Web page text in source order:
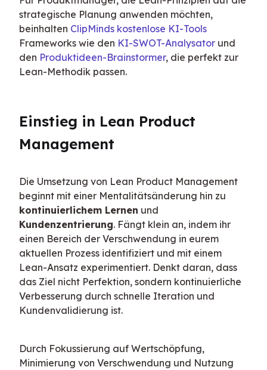
strategische Planung anwenden möchten,
beinhalten ClipMinds kostenlose KI-Tools
Frameworks wie den KI-SWOT-Analysator und
den Produktideen-Brainstormer, die perfekt zur
Lean-Methodik passen.
Einstieg in Lean Product
Management
Die Umsetzung von Lean Product Management
kontinuierlichem Lernen
Kundenzentrierung. Fängt klein an, indem ihr
einen Bereich der Verschwendung in eurem
aktuellen Prozess identifiziert und mit einem
Lean-Ansatz experimentiert. Denkt daran, dass
das Ziel nicht Perfektion, sondern kontinuierliche
Verbesserung durch schnelle Iteration und
Kundenvalidierung ist.
Durch Fokussierung auf Wertschöpfung,
Minimierung von Verschwendung und Nutzung